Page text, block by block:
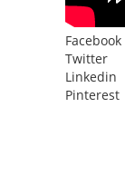
Facebook
Twitter
Linkedin
Pinterest